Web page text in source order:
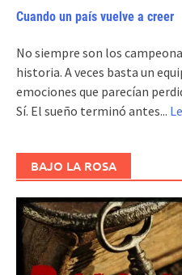
Cuando un país vuelve a creer
No siempre son los
historia. A veces basta un
emociones que parecían
Sí. El sueño terminó antes...
BAJO LA ROSA